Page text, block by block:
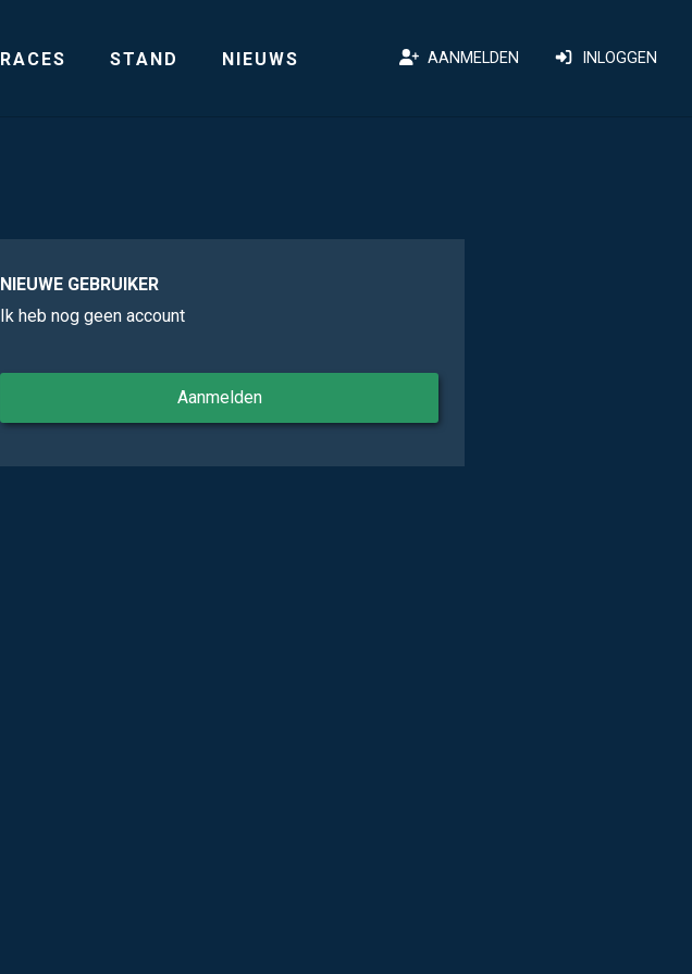
RACES STAND NIEUWS AANMELDEN INLOGGEN
NIEUWE GEBRUIKER
Ik heb nog geen account
Aanmelden